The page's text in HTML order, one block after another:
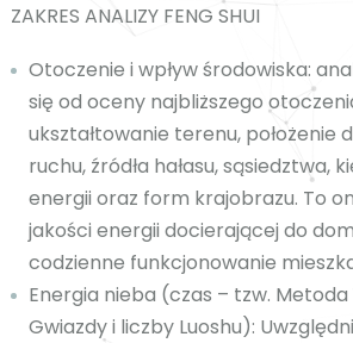
ZAKRES ANALIZY FENG SHUI
Otoczenie i wpływ środowiska:
się od oceny najbliższego
ukształtowanie terenu, położenie
ruchu, źródła hałasu, sąsiedztwa,
energii oraz form krajobrazu. To
jakości energii docierającej do
codzienne funkcjonowanie
Energia nieba (czas – tzw.
Gwiazdy i liczby Luoshu):